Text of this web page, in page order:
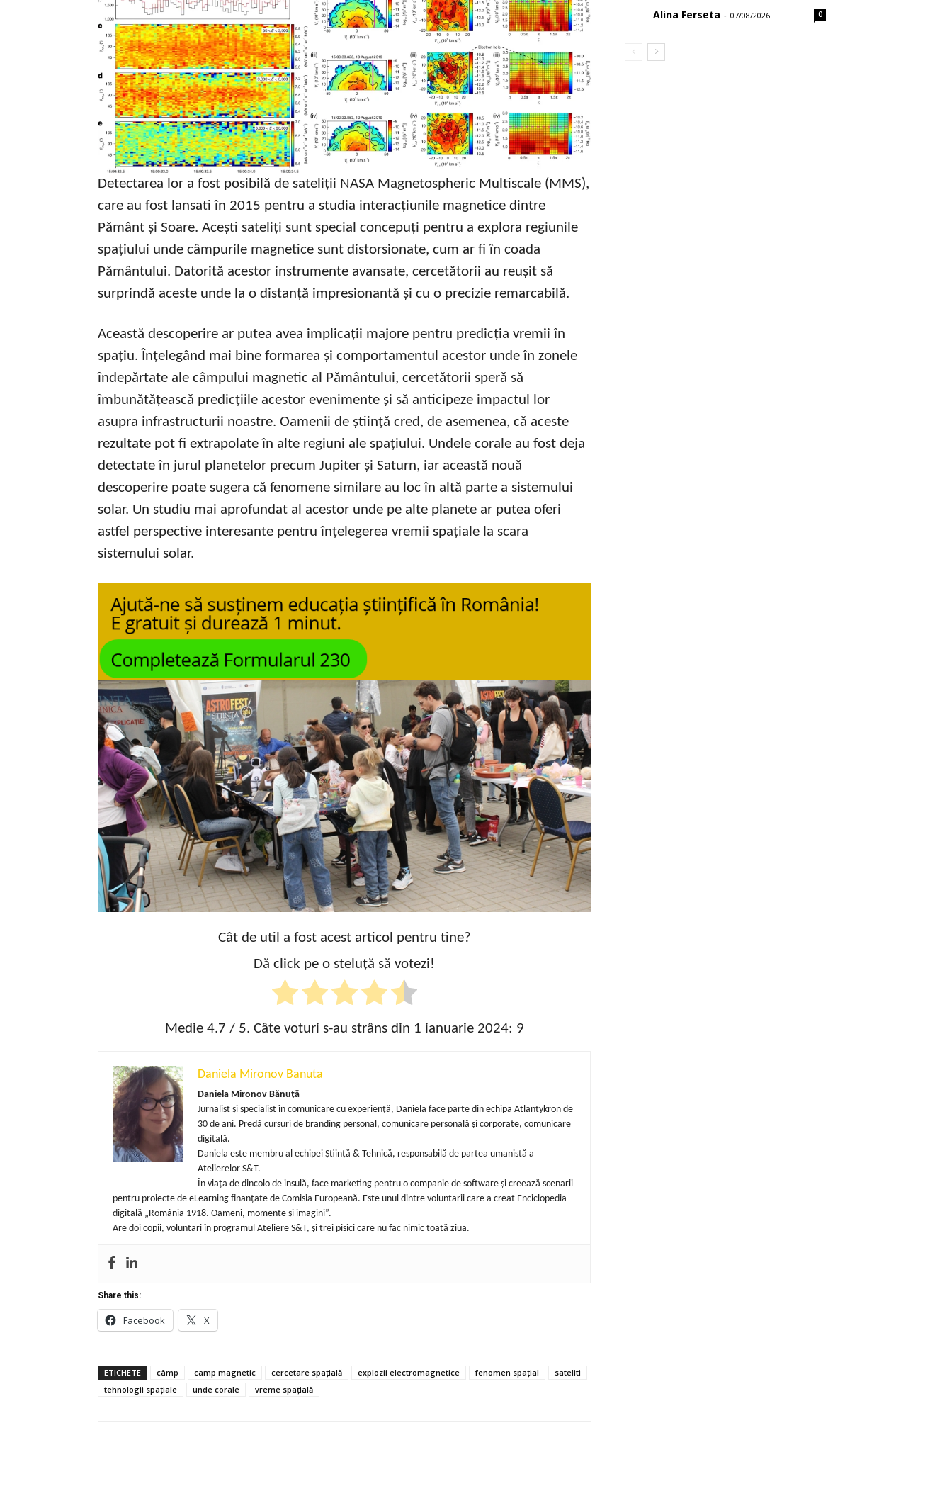
Detectarea lor a fost posibilă de sateliții NASA Magnetospheric Multiscale (MMS),
care au fost lansati în 2015 pentru a studia interacțiunile magnetice dintre
Pământ și Soare. Acești sateliți sunt special concepuți pentru a explora regiunile
spațiului unde câmpurile magnetice sunt distorsionate, cum ar fi în coada
Pământului. Datorită acestor instrumente avansate, cercetătorii au reușit să
surprindă aceste unde la o distanță impresionantă și cu o precizie remarcabilă.
Această descoperire ar putea avea implicații majore pentru predicția vremii în
spațiu. Înțelegând mai bine formarea și comportamentul acestor unde în zonele
îndepărtate ale câmpului magnetic al Pământului, cercetătorii speră să
îmbunătățească predicțiile acestor evenimente și să anticipeze impactul lor
asupra infrastructurii noastre. Oamenii de știință cred, de asemenea, că aceste
rezultate pot fi extrapolate în alte regiuni ale spațiului. Undele corale au fost deja
detectate în jurul planetelor precum Jupiter și Saturn, iar această nouă
descoperire poate sugera că fenomene similare au loc în altă parte a sistemului
solar. Un studiu mai aprofundat al acestor unde pe alte planete ar putea oferi
astfel perspective interesante pentru înțelegerea vremii spațiale la scara
sistemului solar.
Cât de util a fost acest articol pentru tine?
Dă click pe o steluță să votezi!
Medie 4.7 / 5. Câte voturi s-au strâns din 1 ianuarie 2024: 9
Daniela Mironov Banuta
Daniela Mironov Bănuță
Jurnalist și specialist în comunicare cu experiență, Daniela face parte din echipa Atlantykron de
30 de ani. Predă cursuri de branding personal, comunicare personală și corporate, comunicare
digitală.
Daniela este membru al echipei Știință & Tehnică, responsabilă de partea umanistă a
Atelierelor S&T.
În viața de dincolo de insulă, face marketing pentru o companie de software și creează scenarii
pentru proiecte de eLearning finanțate de Comisia Europeană. Este unul dintre voluntarii care a creat Enciclopedia
digitală „România 1918. Oameni, momente și imagini”.
Are doi copii, voluntari în programul Ateliere S&T, și trei pisici care nu fac nimic toată ziua.
Share this:
Facebook X
ETICHETE câmp camp magnetic cercetare spațială explozii electromagnetice fenomen spațial
sateliti
tehnologii spațiale
unde corale vreme spațială
Alina Ferseta - 07/08/2026 0